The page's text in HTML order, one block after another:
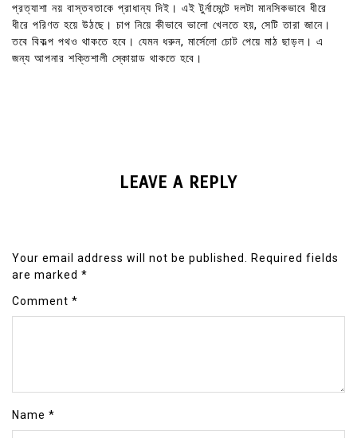
প্রত্যাশা নয় বাস্তবতাকে প্রাধান্য দিই। এই টুর্নামেন্টে দলটা মানসিকভাবে ধীরে
ধীরে পরিণত হয়ে উঠছে। চাপ নিয়ে কীভাবে ভালো খেলতে হয়, সেটি তারা জানে।
তবে বিকল্প পথও থাকতে হবে। যেমন ধরুন, মার্সেলো চোট পেয়ে মাঠ ছাড়ল। এ
জন্য আপনার শক্তিশালী স্কোয়াড থাকতে হবে।
LEAVE A REPLY
Your email address will not be published.
Required fields
are marked *
Comment *
Name *